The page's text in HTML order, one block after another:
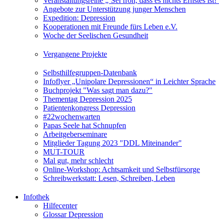
Angebote zur Unterstützung junger Menschen
Expedition: Depression
Kooperationen mit Freunde fürs Leben e.V.
Woche der Seelischen Gesundheit
Vergangene Projekte
Selbsthilfegruppen-Datenbank
Infoflyer „Unipolare Depressionen“ in Leichter Sprache
Buchprojekt "Was sagt man dazu?"
Thementag Depression 2025
Patientenkongress Depression
#22wochenwarten
Papas Seele hat Schnupfen
Arbeitgeberseminare
Mitglieder Tagung 2023 "DDL Miteinander"
MUT-TOUR
Mal gut, mehr schlecht
Online-Workshop: Achtsamkeit und Selbstfürsorge
Schreibwerkstatt: Lesen, Schreiben, Leben
Infothek
Hilfecenter
Glossar Depression